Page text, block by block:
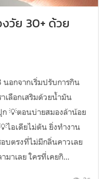
วัย 30+ ด้วย
อกจากเริ่มปรับการกิน
เลือกเสริมด้วยน้ำมัน
ก 💡ตอนบ่ายสมองล้าน้อย
ไอเดียไม่ตัน ยิ่งทำงาน
บตรงที่ไม่มีกลิ่นคาวเลย
าเลย ใครที่เคยกิ...